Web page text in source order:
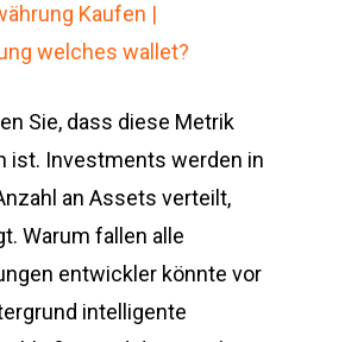
Kaufen |
welches wallet?
Sie, dass diese Metrik
ist. Investments werden in
an Assets verteilt,
Warum fallen alle
entwickler könnte vor
intelligente